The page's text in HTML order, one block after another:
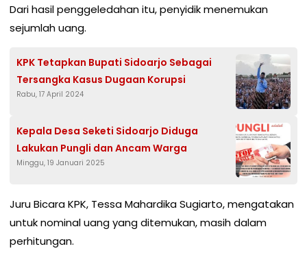
Dari hasil penggeledahan itu, penyidik menemukan
sejumlah uang.
KPK Tetapkan Bupati Sidoarjo Sebagai
Tersangka Kasus Dugaan Korupsi
Rabu, 17 April 2024
Kepala Desa Seketi Sidoarjo Diduga
Lakukan Pungli dan Ancam Warga
Minggu, 19 Januari 2025
Juru Bicara KPK, Tessa Mahardika Sugiarto, mengatakan
untuk nominal uang yang ditemukan, masih dalam
perhitungan.